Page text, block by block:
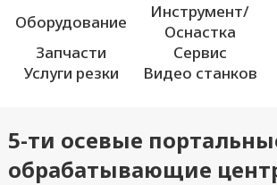
Оборудование
Инструмент/
Оснастка
Запчасти
Сервис
Услуги резки
Видео станков
5-ти осевые
обрабатывающие